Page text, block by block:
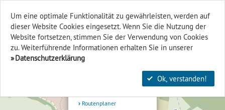
Finden & Filtern
Am Kloster Klarenthal 15
Routenplaner
+
Um eine optimale Funktionalität zu gewährleisten, werden auf
dieser Website Cookies eingesetzt. Wenn Sie die Nutzung der
Website fort­setzen, stimmen Sie der Verwendung von Cookies
zu. Weiterführende Informationen erhalten Sie in unserer
Datenschutzerklärung
Ok, verstanden!